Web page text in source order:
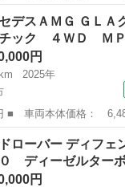
種名： キャデラック
： 3600cc ■ ドア枚
デスＡＭＧ ＧＬ
チック ４ＷＤ Ｍ
円
2025年
Ｇ ■ 車種名： ＧＬＡ
ック ４ＷＤ ＭＰ２
の他
ローバー ディフ
０ ディーゼルタ
円